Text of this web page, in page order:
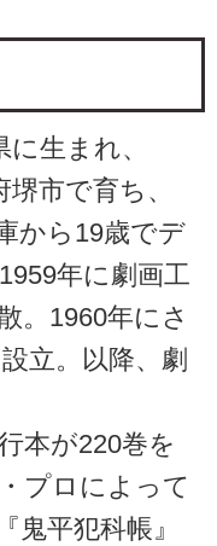
生まれ、
市で育ち、
から19歳でデ
年に劇画工
。1960年にさ
立。以降、劇
本が220巻を
プロによって
鬼平犯科帳』